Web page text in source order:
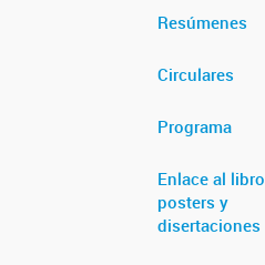
Resúmenes
Circulares
Programa
Enlace al libro
posters y
disertaciones